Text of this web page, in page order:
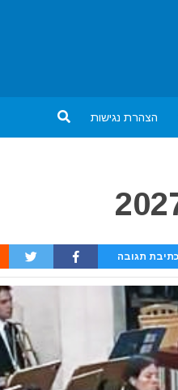
הצהרת נגישות
כתיבת תגובה